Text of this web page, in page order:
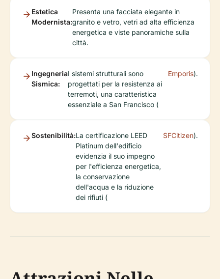
Estetica
Modernista:
Presenta una facciata elegante in
granito e vetro, vetri ad alta efficienza
energetica e viste panoramiche sulla
città.
Ingegneria
Sismica:
I sistemi strutturali sono
progettati per la resistenza ai
terremoti, una caratteristica
essenziale a San Francisco (
Emporis).
Sostenibilità:La certificazione LEED
Platinum dell'edificio
evidenzia il suo impegno
per l'efficienza energetica,
la conservazione
dell'acqua e la riduzione
dei rifiuti (
SFCitizen).